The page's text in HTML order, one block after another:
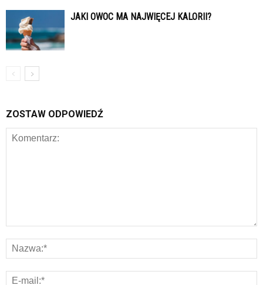
JAKI OWOC MA NAJWIĘCEJ KALORII?
ZOSTAW ODPOWIEDŹ